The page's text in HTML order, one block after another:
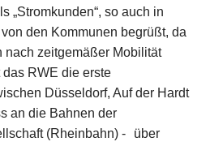
„Stromkunden“, so auch in
den Kommunen begrüßt, da
nach zeitgemäßer Mobilität
RWE die erste
Düsseldorf, Auf der Hardt
an die Bahnen der
(Rheinbahn) -
über